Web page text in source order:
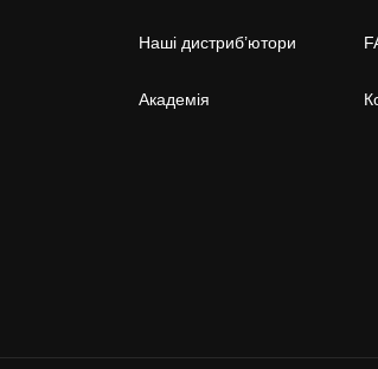
Наші дистриб’ютори
Академія